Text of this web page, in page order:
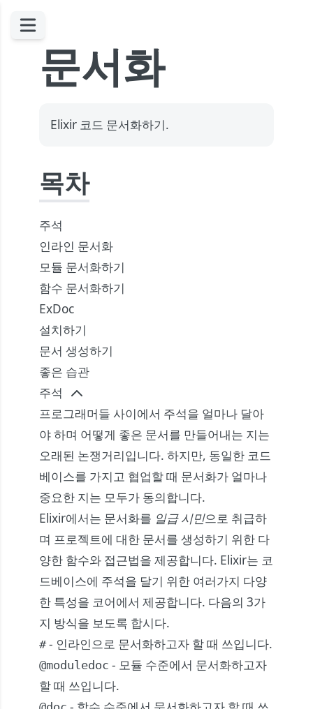
문서화
Elixir 코드 문서화하기.
목차
주석
인라인 문서화
모듈 문서화하기
함수 문서화하기
ExDoc
설치하기
문서 생성하기
좋은 습관
주석
프로그래머들 사이에서 주석을 얼마나 달아
야 하며 어떻게 좋은 문서를 만들어내는 지는
오래된 논쟁거리입니다. 하지만, 동일한 코드
베이스를 가지고 협업할 때 문서화가 얼마나
중요한 지는 모두가 동의합니다.
Elixir에서는 문서화를 일급 시민으로 취급하
며 프로젝트에 대한 문서를 생성하기 위한 다
양한 함수와 접근법을 제공합니다. Elixir는 코
드베이스에 주석을 달기 위한 여러가지 다양
한 특성을 코어에서 제공합니다. 다음의 3가
지 방식을 보도록 합시다.
#- 인라인으로 문서화하고자 할 때 쓰입니다.
@moduledoc - 모듈 수준에서 문서화하고자
할 때 쓰입니다.